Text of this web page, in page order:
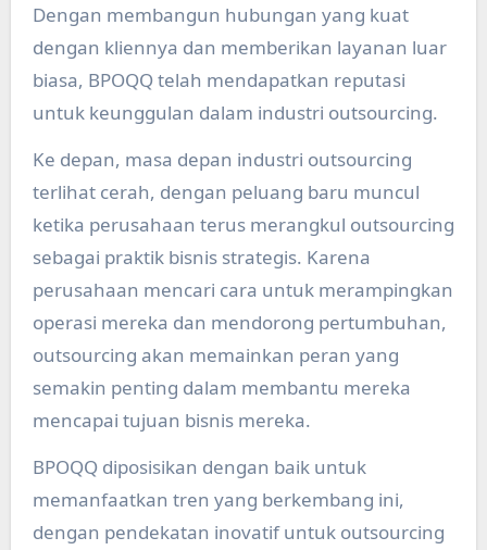
Dengan membangun hubungan yang kuat
dengan kliennya dan memberikan layanan luar
biasa, BPOQQ telah mendapatkan reputasi
untuk keunggulan dalam industri outsourcing.
Ke depan, masa depan industri outsourcing
terlihat cerah, dengan peluang baru muncul
ketika perusahaan terus merangkul outsourcing
sebagai praktik bisnis strategis. Karena
perusahaan mencari cara untuk merampingkan
operasi mereka dan mendorong pertumbuhan,
outsourcing akan memainkan peran yang
semakin penting dalam membantu mereka
mencapai tujuan bisnis mereka.
BPOQQ diposisikan dengan baik untuk
memanfaatkan tren yang berkembang ini,
dengan pendekatan inovatif untuk outsourcing